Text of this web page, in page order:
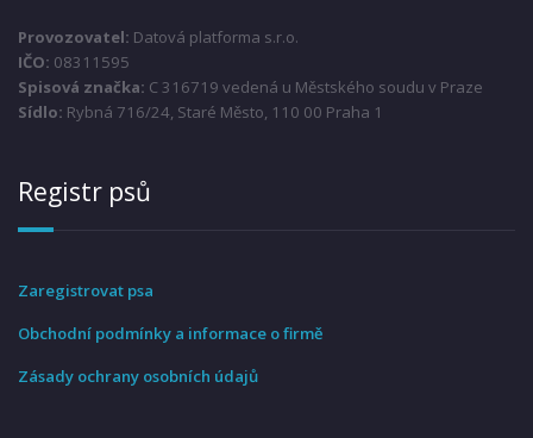
Provozovatel: Datová platforma s.r.o.
IČO: 08311595
Spisová značka: C 316719 vedená u Městského soudu v Praze
Sídlo: Rybná 716/24, Staré Město, 110 00 Praha 1
Registr psů
Zaregistrovat psa
Obchodní podmínky a informace o firmě
Zásady ochrany osobních údajů